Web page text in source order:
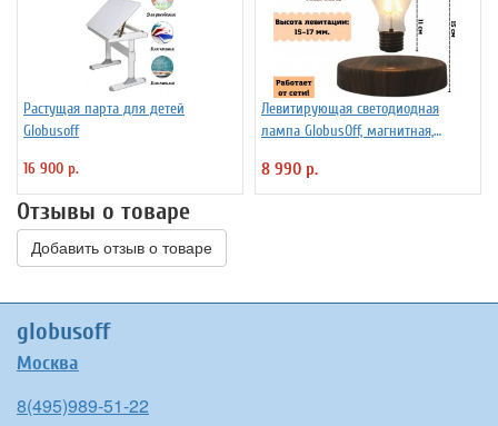
Растущая парта для детей
Globusoff
16 900 р.
Левитирующая светодиодная
лампа GlobusOff, магнитная,
8 990 р.
Отзывы о товаре
Добавить отзыв о товаре
globusoff
Москва
8(495)989-51-22